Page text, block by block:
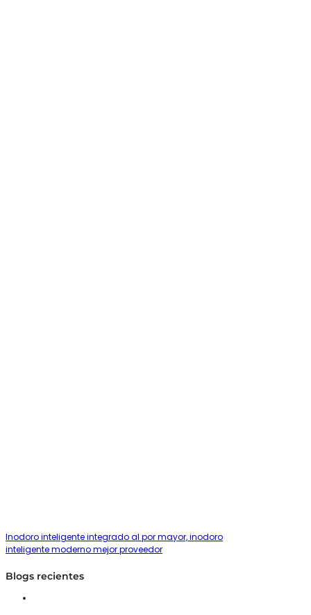
Inodoro inteligente integrado al por mayor, inodoro
inteligente moderno mejor proveedor
Blogs recientes